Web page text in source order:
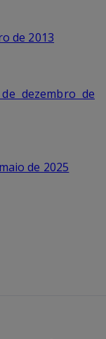
de 2013
dezembro de
de 2025